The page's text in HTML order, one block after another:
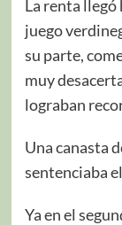
La renta llegó
juego
su parte,
muy
lograban
Una canasta
sentenciaba
Ya en el